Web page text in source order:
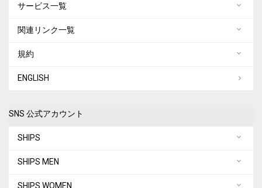
サービス一覧
関連リンク一覧
規約
ENGLISH
SNS 公式アカウント
SHIPS
SHIPS MEN
SHIPS WOMEN